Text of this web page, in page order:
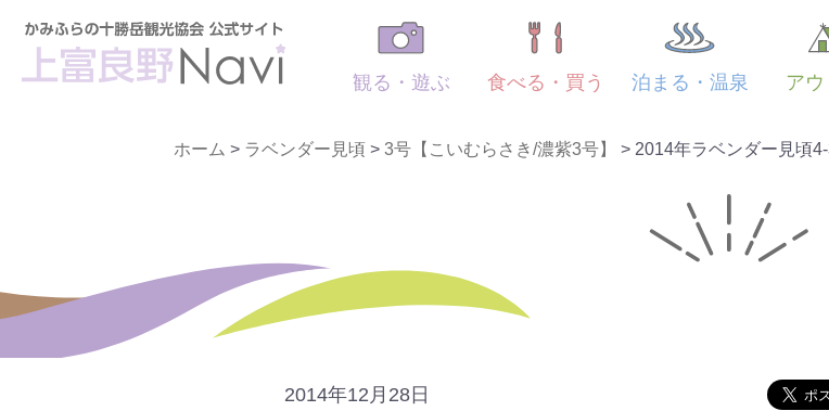
観る・遊ぶ 食べる・買う 泊まる・温泉 ア
ホーム > ラベンダー見頃 > 3号【こいむらさき/濃紫3号】 > 2014年ラベンダー見頃
2014年12月28日